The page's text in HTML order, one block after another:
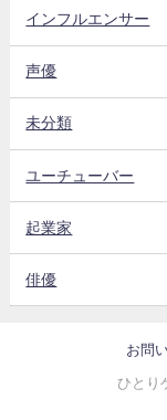
インフルエンサー
声優
未分類
ユーチューバー
起業家
俳優
お問
ひとり